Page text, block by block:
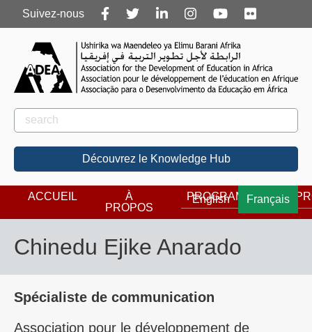
Follow
us
Suivez-nous
Rechercher
Rechercher
Découvrez le Knowledge Hub
English Français
ACCUEIL
À
PROPOS
PROGRAMMES
Chinedu Ejike Anarado
Spécialiste de communication
Association pour le développement de